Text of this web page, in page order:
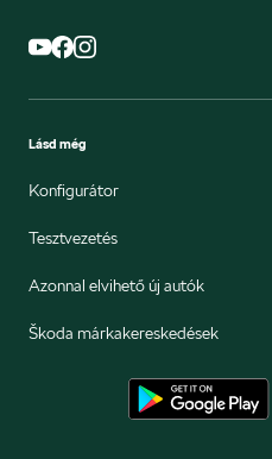
Lásd még
Konfigurátor
Tesztvezetés
Azonnal elvihető új autók
Škoda márkakereskedések